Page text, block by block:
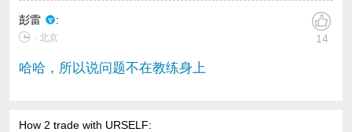
彭雷 :
∙ 北京 14
哈哈，所以说问题不在教练身上
How 2 trade with URSELF: